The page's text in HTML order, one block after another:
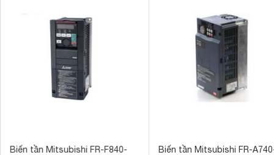
Biến tần Mitsubishi FR-F840-
Biến tần Mitsubishi FR-